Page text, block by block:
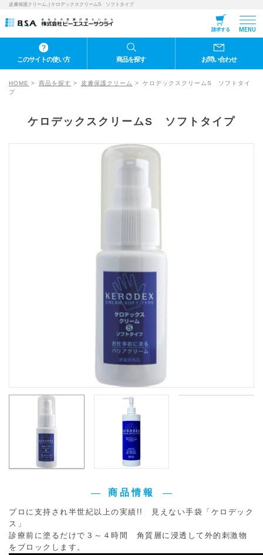
皮膚保護クリーム, | ケロデックスクリームS ソフトタイプ
請求する MENU
このサイトの使い方 商品を探す お問い合わせ
HOME 商品を探す 皮膚保護クリーム
ケロデックスクリームS ソフトタイ
プ
ケロデックスクリームS ソフトタイプ
商品情報
プロに支持され半世紀以上の実績!! 見えない手袋「ケロデック
ス」
診療前に塗るだけで３～４時間 角質層に浸透して外的刺激物
をブロックします。